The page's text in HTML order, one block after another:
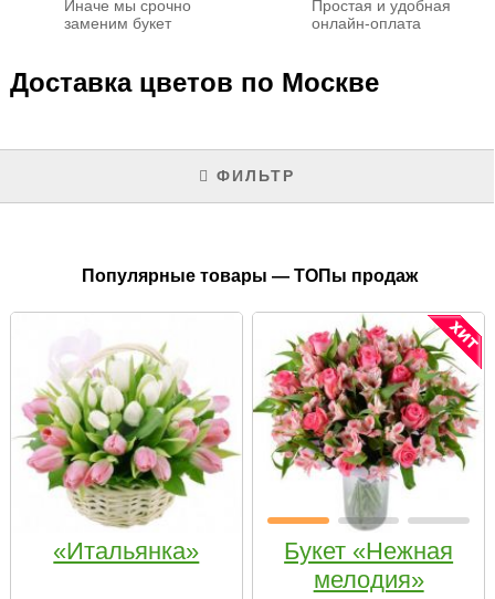
Иначе мы срочно
заменим букет
Простая и удобная
онлайн-оплата
Доставка цветов по Москве
ФИЛЬТР
Популярные товары — ТОПы продаж
«Итальянка»
Букет «Нежная
мелодия»